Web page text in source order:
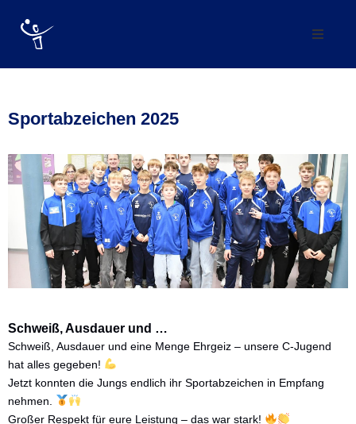
Verein
Mannschaften
Förderverein
Trainingszeiten
Kontakt
Sportabzeichen 2025
Schweiß, Ausdauer und …
Schweiß, Ausdauer und eine Menge Ehrgeiz – unsere C-Jugend
hat alles gegeben!
Jetzt konnten die Jungs endlich ihr Sportabzeichen in Empfang
nehmen.
Großer Respekt für eure Leistung – das war stark!